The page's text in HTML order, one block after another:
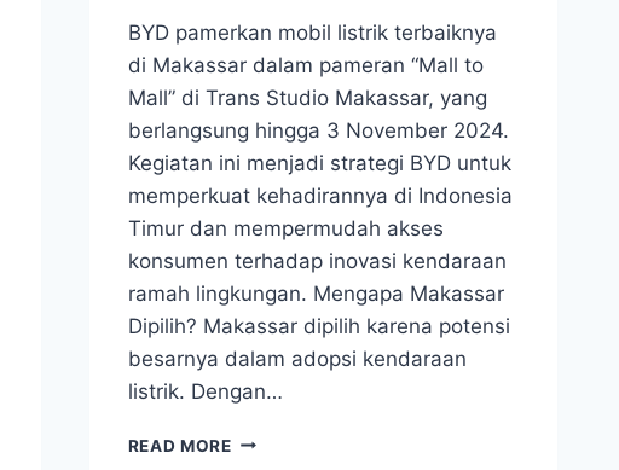
BYD pamerkan mobil listrik terbaiknya
di Makassar dalam pameran “Mall to
Mall” di Trans Studio Makassar, yang
berlangsung hingga 3 November 2024.
Kegiatan ini menjadi strategi BYD untuk
memperkuat kehadirannya di Indonesia
Timur dan mempermudah akses
konsumen terhadap inovasi kendaraan
ramah lingkungan. Mengapa Makassar
Dipilih? Makassar dipilih karena potensi
besarnya dalam adopsi kendaraan
listrik. Dengan…
READ MORE